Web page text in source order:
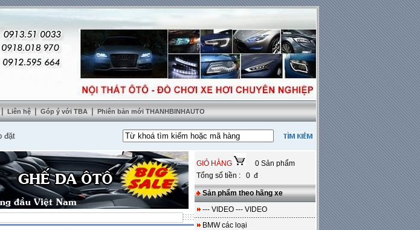
| Liên hệ | Góp ý với TBA | Phiên bản mới THANHBINHAUTO
GIỎ HÀNG
0 Sản phẩm
Tổng số tiền : 0 đ
Sản phẩm theo hãng xe
--- VIDEO --- VIDEO
BMW các loại